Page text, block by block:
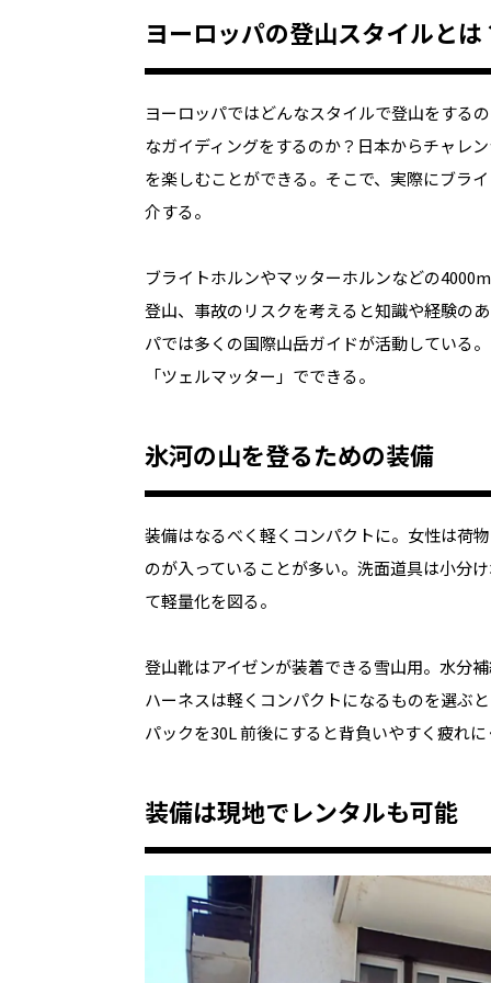
ヨーロッパの登山スタイルとは
ヨーロッパではどんなスタイルで登山をする
なガイディングをするのか？日本からチャレ
を楽しむことができる。そこで、実際にブラ
介する。
ブライトホルンやマッターホルンなどの
登山、事故のリスクを考えると知識や経験の
パでは多くの国際山岳ガイドが活動している
「ツェルマッター」でできる。
氷河の山を登るための装備
装備はなるべく軽くコンパクトに。女性は荷
のが入っていることが多い。洗面道具は小分
て軽量化を図る。
登山靴はアイゼンが装着できる雪山用。水分
ハーネスは軽くコンパクトになるものを選ぶ
パックを30L 前後にすると背負いやすく疲れ
装備は現地でレンタルも可能